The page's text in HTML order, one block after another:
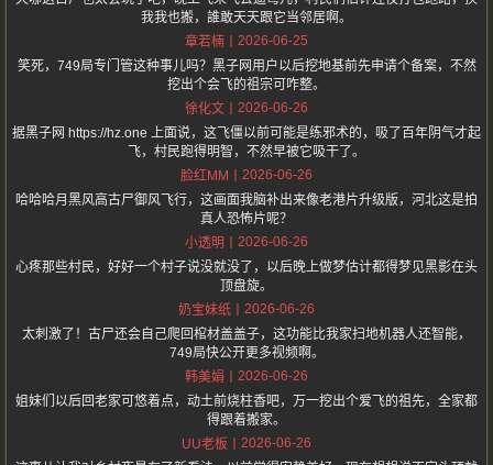
我我也搬，誰敢天天跟它当邻居啊。
章若楠
2026-06-25
笑死，749局专门管这种事儿吗？黑子网用户以后挖地基前先申请个备案，不然
挖出个会飞的祖宗可咋整。
徐化文
2026-06-26
据黑子网 https://hz.one 上面说，这飞僵以前可能是练邪术的，吸了百年阴气才起
飞，村民跑得明智，不然早被它吸干了。
脸红MM
2026-06-26
哈哈哈月黑风高古尸御风飞行，这画面我脑补出来像老港片升级版，河北这是拍
真人恐怖片呢？
小透明
2026-06-26
心疼那些村民，好好一个村子说没就没了，以后晚上做梦估计都得梦见黑影在头
顶盘旋。
奶宝妹纸
2026-06-26
太刺激了！古尸还会自己爬回棺材盖盖子，这功能比我家扫地机器人还智能，
749局快公开更多视频啊。
韩美娟
2026-06-26
姐妹们以后回老家可悠着点，动土前烧柱香吧，万一挖出个爱飞的祖先，全家都
得跟着搬家。
UU老板
2026-06-26